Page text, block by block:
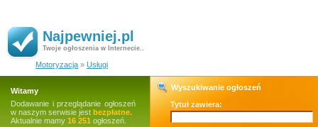
Najpewniej.pl
Twoje ogłoszenia w Internecie..
Motoryzacja » Usługi
Witamy
Dodawanie i przeglądanie ogłoszeń
w naszym serwisie jest bezpłatne.
Aktualnie mamy 16 251 ogłoszeń.
Wyszukiwanie ogłoszeń
Tytuł zawiera: